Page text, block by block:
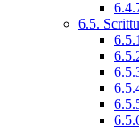
6.5.